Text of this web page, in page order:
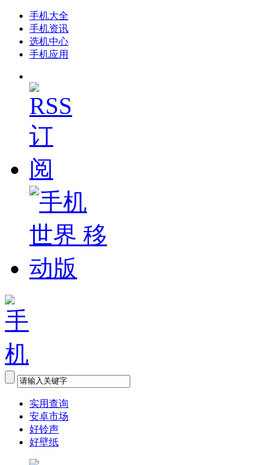
手机大全
手机资讯
选机中心
手机应用
实用查询
安卓市场
好铃声
好壁纸